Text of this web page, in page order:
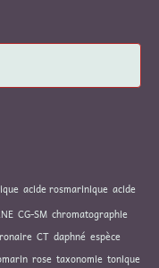
acide rosmarinique acide
CG-SM chromatographie
CT daphné espèce
rose taxonomie tonique